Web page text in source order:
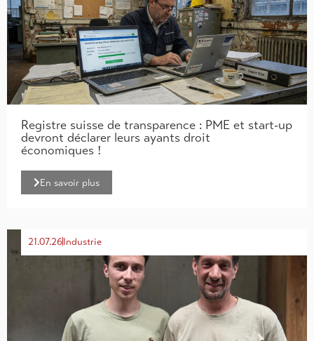
Registre suisse de transparence : PME et start-up
devront déclarer leurs ayants droit
économiques !
En savoir plus
21.07.26Industrie